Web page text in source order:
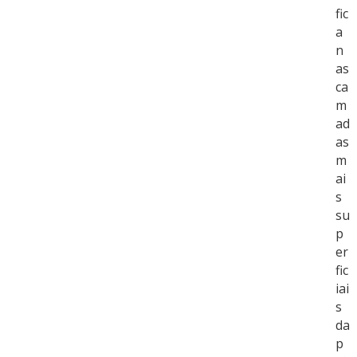
fic
a
n
as
ca
m
ad
as
m
ai
s
su
p
er
fic
iai
s
da
p